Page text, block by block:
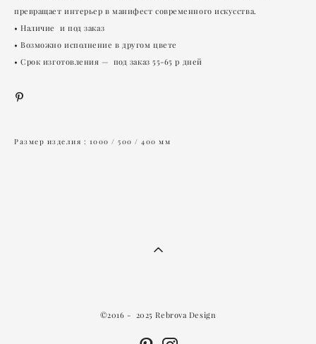
превращает интерьер в манифест современного искусства.
• Наличие и под заказ
• Возможно исполнение в другом цвете
• Срок изготовления — под заказ 55-65 р дней
Размер изделия : 1000 / 500 / 400 мм
©2016 - 2025 Rebrova Design